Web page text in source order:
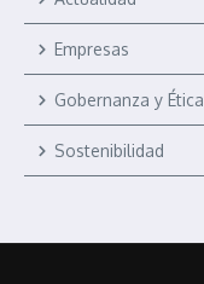
Empresas
Gobernanza y Ética
Sostenibilidad